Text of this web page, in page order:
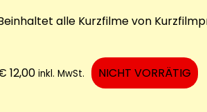
alle Kurzfilme von
12,00 inkl. MwSt. NICHT VORRÄTIG